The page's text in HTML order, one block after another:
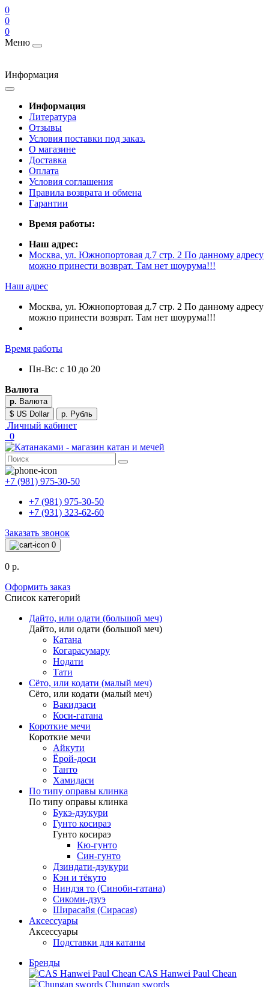
0
0
0
Меню
Информация
Информация
Литература
Отзывы
Условия поставки под заказ.
О магазине
Доставка
Оплата
Условия соглашения
Правила возврата и обмена
Гарантии
Время работы:
Наш адрес:
Москва, ул. Южнопортовая д.7 стр. 2 По данному адресу
можно принести возврат. Там нет шоурума!!!
Наш адрес
Москва, ул. Южнопортовая д.7 стр. 2 По данному адресу
можно принести возврат. Там нет шоурума!!!
Время работы
Пн-Вс: с 10 до 20
Валюта
р. Валюта
$ US Dollar
р. Рубль
Личный кабинет
0
+7 (981) 975-30-50
+7 (981) 975-30-50
+7 (931) 323-62-60
Заказать звонок
0
0 р.
Оформить заказ
Список категорий
Дайто, или одати (большой меч)
Дайто, или одати (большой меч)
Катана
Когарасумару
Нодати
Тати
Сёто, или кодати (малый меч)
Сёто, или кодати (малый меч)
Вакидзаси
Коси-гатана
Короткие мечи
Короткие мечи
Айкути
Ёрой-доси
Танто
Хамидаси
По типу оправы клинка
По типу оправы клинка
Букэ-дзукури
Гунто косираэ
Гунто косираэ
Кю-гунто
Син-гунто
Дзиндати-дзукури
Кэн и тёкуто
Ниндзя то (Синоби-гатана)
Сикоми-дзуэ
Ширасайя (Сирасая)
Аксессуары
Аксессуары
Подставки для катаны
Бренды
CAS Hanwei Paul Chean
Chungan swords